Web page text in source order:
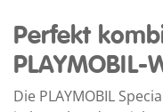
Perfekt
PLAYMOBIL-
Die PLAYMOBIL